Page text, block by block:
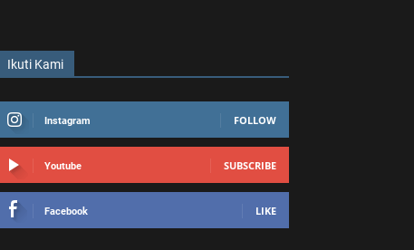
Ikuti Kami
Instagram FOLLOW
Youtube SUBSCRIBE
Facebook LIKE